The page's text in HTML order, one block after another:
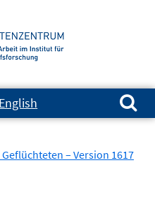
English
Suchen nach:
– Version 1617